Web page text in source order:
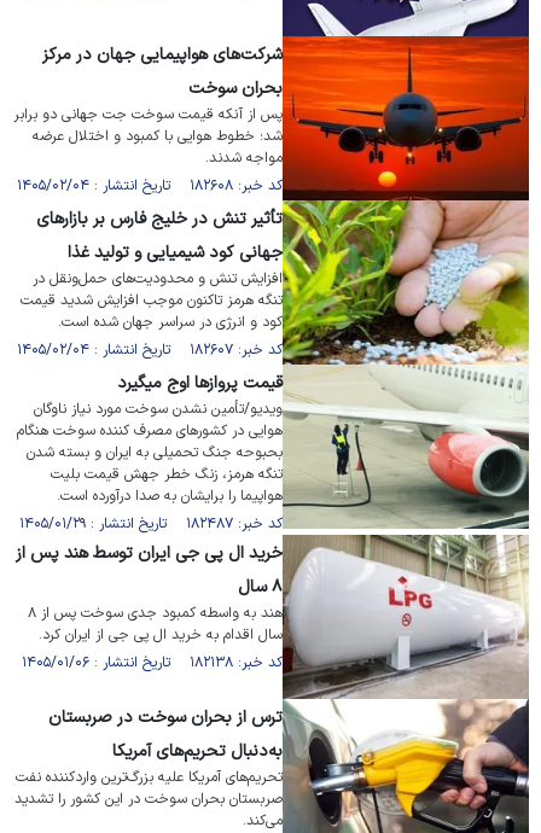
شرکت‌های هواپیمایی جهان در مرکز
بحران سوخت
پس از آنکه قیمت سوخت جت جهانی دو برابر
شد؛ خطوط هوایی با کمبود و اختلال عرضه
مواجه شدند.
کد خبر: ۱۸۲۶۰۸ تاریخ انتشار : ۱۴۰۵/۰۲/۰۴
تأثیر تنش در خلیج فارس بر بازار‌های
جهانی کود شیمیایی و تولید غذا
افزایش تنش و محدودیت‌های حمل‌ونقل در
تنگه هرمز تاکنون موجب افزایش شدید قیمت
کود و انرژی در سراسر جهان شده است.
کد خبر: ۱۸۲۶۰۷ تاریخ انتشار : ۱۴۰۵/۰۲/۰۴
قیمت پروازها اوج میگیرد
ویدیو/تأمین نشدن سوخت مورد نیاز ناوگان
هوایی در کشور‌های مصرف کننده سوخت هنگام
بحبوحه جنگ تحمیلی به ایران و بسته شدن
تنگه هرمز، زنگ خطر جهش قیمت بلیت
هواپیما را برایشان به صدا درآورده است.
کد خبر: ۱۸۲۴۸۷ تاریخ انتشار : ۱۴۰۵/۰۱/۲۹
خرید ال پی جی ایران توسط هند پس از
۸ سال
هند به واسطه کمبود جدی سوخت پس از ۸
سال اقدام به خرید ال پی جی از ایران کرد.
کد خبر: ۱۸۲۱۳۸ تاریخ انتشار : ۱۴۰۵/۰۱/۰۶
ترس از بحران سوخت در صربستان
به‌دنبال تحریم‌های آمریکا
تحریم‌های آمریکا علیه بزرگ‌ترین واردکننده نفت
صربستان بحران سوخت در این کشور را تشدید
می‌کند.